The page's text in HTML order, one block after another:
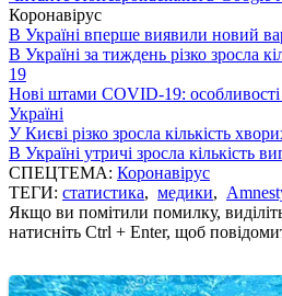
Коронавірус
В Україні вперше виявили новий
В Україні за тиждень різко зросла
19
Нові штами COVID-19: особливості
Україні
У Києві різко зросла кількість
В Україні утричі зросла кількість
СПЕЦТЕМА: Коронавірус
ТЕГИ: статистика, медики,
Якщо ви помітили помилку,
натисніть Ctrl + Enter, щоб